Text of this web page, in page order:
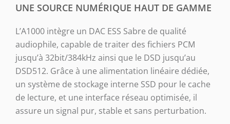
UNE SOURCE NUMÉRIQUE HAUT DE GAMME
L’A1000 intègre un DAC ESS Sabre de qualité
audiophile, capable de traiter des fichiers PCM
jusqu’à 32bit/384kHz ainsi que le DSD jusqu’au
DSD512. Grâce à une alimentation linéaire dédiée,
un système de stockage interne SSD pour le cache
de lecture, et une interface réseau optimisée, il
assure un signal pur, stable et sans perturbation.